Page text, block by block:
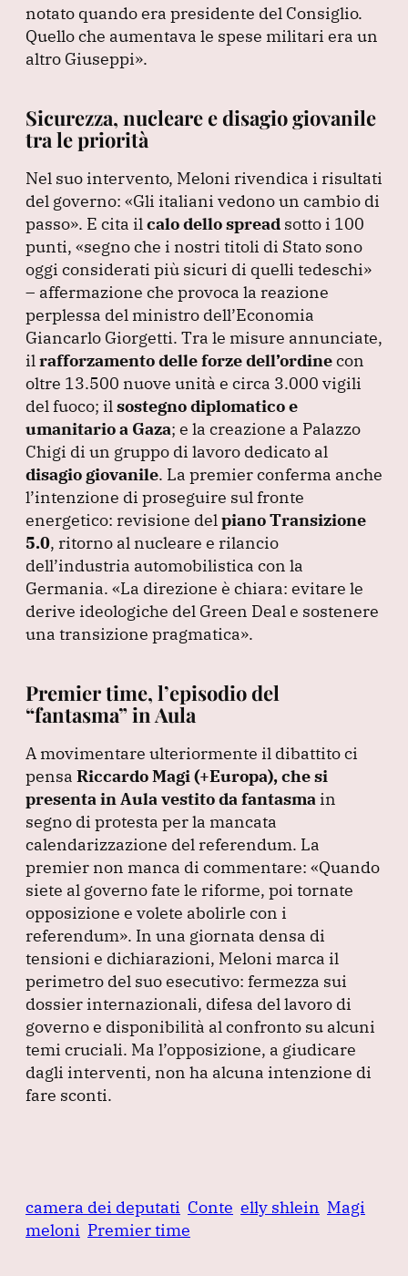
notato quando era presidente del Consiglio.
Quello che aumentava le spese militari era un
altro Giuseppi».
Sicurezza, nucleare e disagio giovanile
tra le priorità
Nel suo intervento, Meloni rivendica i risultati
del governo: «Gli italiani vedono un cambio di
passo». E cita ilcalo dello spread sotto i 100
punti, «segno che i nostri titoli di Stato sono
oggi considerati più sicuri di quelli tedeschi»
– affermazione che provoca la reazione
perplessa del ministro dell’Economia
Giancarlo Giorgetti. Tra le misure annunciate,
ilrafforzamento delle forze dell’ordinecon
oltre 13.500 nuove unità e circa 3.000 vigili
del fuoco; ilsostegno diplomatico e
umanitario a Gaza; e la creazione a Palazzo
Chigi di un gruppo di lavoro dedicato al
disagio giovanile. La premier conferma anche
l’intenzione di proseguire sul fronte
energetico: revisione delpiano Transizione
5.0, ritorno al nucleare e rilancio
dell’industria automobilistica con la
Germania. «La direzione è chiara: evitare le
derive ideologiche del Green Deal e sostenere
una transizione pragmatica».
Premier time, l’episodio del
“fantasma” in Aula
A movimentare ulteriormente il dibattito ci
pensa Riccardo Magi(+Europa), che si
presenta in Aula vestito da fantasma in
segno di protesta per la mancata
calendarizzazione del referendum. La
premier non manca di commentare: «Quando
siete al governo fate le riforme, poi tornate
opposizione e volete abolirle con i
referendum». In una giornata densa di
tensioni e dichiarazioni, Meloni marca il
perimetro del suo esecutivo: fermezza sui
dossier internazionali, difesa del lavoro di
governo e disponibilità al confronto su alcuni
temi cruciali. Ma l’opposizione, a giudicare
dagli interventi, non ha alcuna intenzione di
fare sconti.
camera dei deputati Conte elly shlein Magi
meloni Premier time